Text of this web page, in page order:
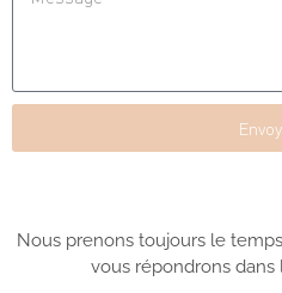
Nous prenons toujours le
vous répondrons dans